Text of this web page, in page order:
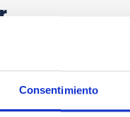
Consentimiento
with Dense